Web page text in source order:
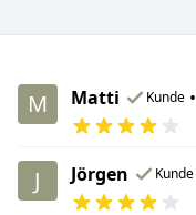
M Matti Kunde •
J Jörgen Kunde